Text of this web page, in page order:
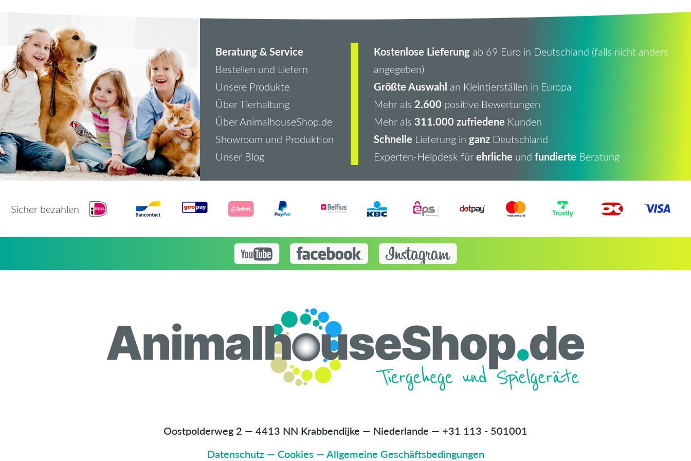
Beratung & Service
Bestellen und Liefern
Unsere Produkte
Über Tierhaltung
Über AnimalhouseShop.de
Showroom und Produktion
Unser Blog
Kostenlose Lieferungab 69 Euro in Deutschland (falls nicht anders
angegeben)
Größte Auswahl an Kleintierställen in Europa
Mehr als 2.600 positive Bewertungen
Mehr als 311.000 zufriedene Kunden
Schnelle Lieferung in ganzDeutschland
Experten-Helpdesk fürehrliche und fundierte Beratung
Sicher bezahlen
Oostpolderweg 2 — 4413 NN Krabbendijke — Niederlande — +31 113 - 501001
Datenschutz— Cookies —Allgemeine Geschäftsbedingungen